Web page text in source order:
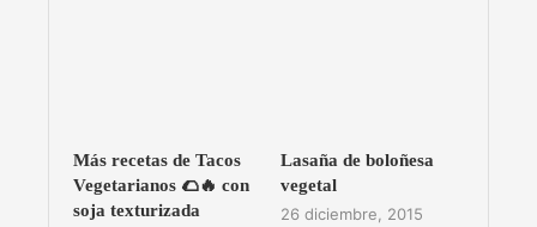
Más recetas de Tacos
Vegetarianos 🌮🔥 con
soja texturizada
Lasaña de boloñesa
vegetal
26 diciembre, 2015